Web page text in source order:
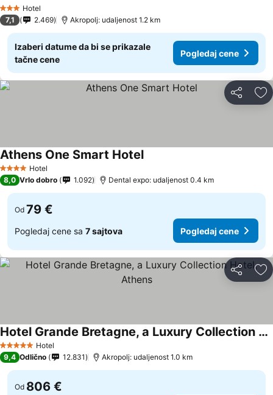
3 Zvezdice
Hotel
7,1 2.469 Akropolj: udaljenost 1.2 km
Izaberi datume da bi se prikazale
tačne cene
Pogledaj cene
Deli
4 ZvezdiceHotel
Athens One Smart Hotel
8,0 Vrlo dobro 1.092 Dental expo: udaljenost 0.4 km
Od 79 €
Pogledaj cene sa 7 sajtova Pogledaj cene
Deli
5 ZvezdiceHotel
Hotel Grande Bretagne, a Luxury Collection Hotel, Athens
9,4 Odlično 12.831 Akropolj: udaljenost 1.0 km
Od 806 €